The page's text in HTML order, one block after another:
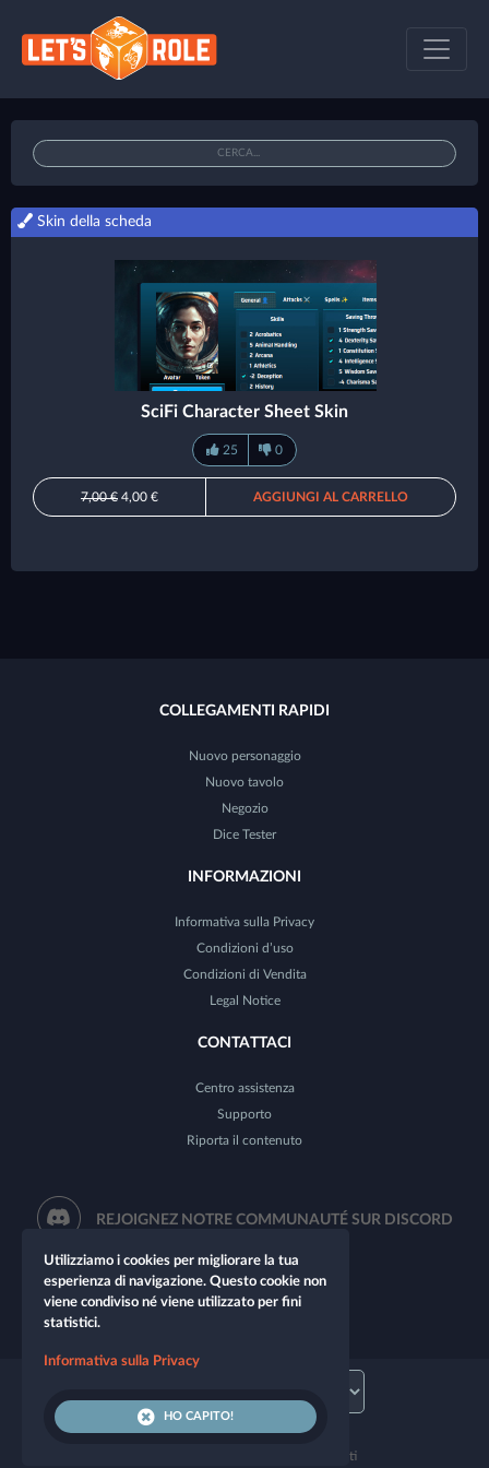
Skin della scheda
SciFi Character Sheet Skin
25 0
7,00 € 4,00 € AGGIUNGI AL CARRELLO
COLLEGAMENTI RAPIDI
Nuovo personaggio
Nuovo tavolo
Negozio
Dice Tester
INFORMAZIONI
Informativa sulla Privacy
Condizioni d’uso
Condizioni di Vendita
Legal Notice
CONTATTACI
Centro assistenza
Supporto
Riporta il contenuto
REJOIGNEZ NOTRE COMMUNAUTÉ SUR DISCORD
© 2026 Let's Role. Tutti i diritti riservati
Utilizziamo i cookies per migliorare la tua
esperienza di navigazione. Questo cookie non
viene condiviso né viene utilizzato per fini
statistici.
Informativa sulla Privacy
HO CAPITO!